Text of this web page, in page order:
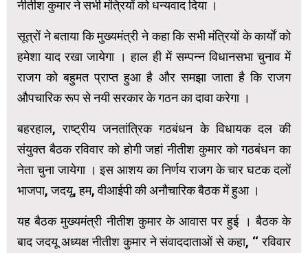
नीतीश कुमार ने सभी मंत्रियों को धन्यवाद दिया ।
सूत्रों ने बताया कि मुख्यमंत्री ने कहा कि सभी मंत्रियों के कार्यों को
हमेशा याद रखा जायेगा । हाल ही में सम्पन्न विधानसभा चुनाव में
राजग को बहुमत प्राप्त हुआ है और समझा जाता है कि राजग
औपचारिक रूप से नयी सरकार के गठन का दावा करेगा ।
बहरहाल, राष्ट्रीय जनतांत्रिक गठबंधन के विधायक दल की
संयुक्त बैठक रविवार को होगी जहां नीतीश कुमार को गठबंधन का
नेता चुना जायेगा । इस आशय का निर्णय राजग के चार घटक दलों
भाजपा, जदयू, हम, वीआईपी की अनौचारिक बैठक में हुआ ।
यह बैठक मुख्यमंत्री नीतीश कुमार के आवास पर हुई । बैठक के
बाद जदयू अध्यक्ष नीतीश कुमार ने संवाददाताओं से कहा, ‘‘ रविवार